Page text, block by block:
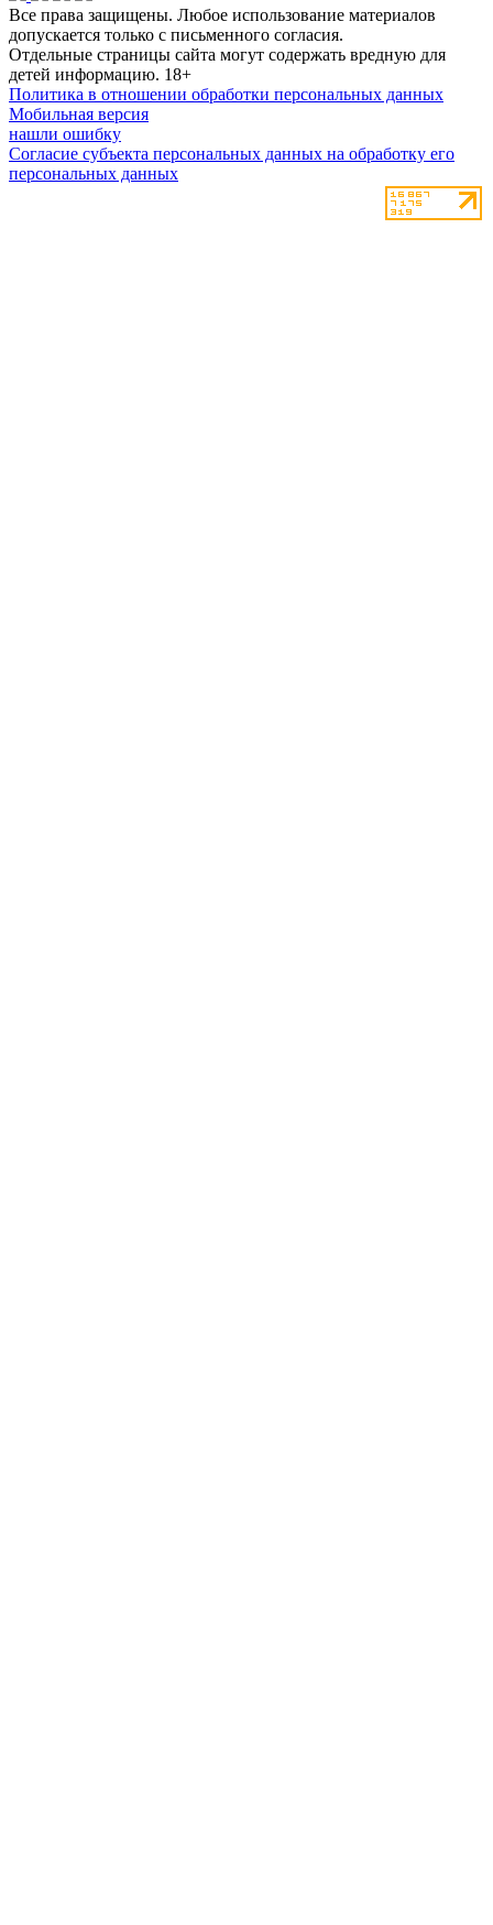
Все права защищены. Любое использование материалов
допускается только с письменного согласия.
Отдельные страницы сайта могут содержать вредную для
детей информацию. 18+
Политика в отношении обработки персональных данных
Мобильная версия
нашли ошибку
Согласие субъекта персональных данных на обработку его
персональных данных